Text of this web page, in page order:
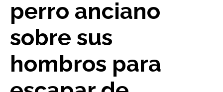
perro anciano
sobre sus
hombros para